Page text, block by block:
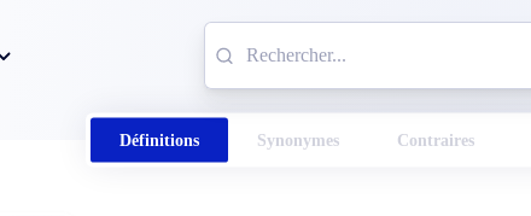
Définitions Synonymes Contraires